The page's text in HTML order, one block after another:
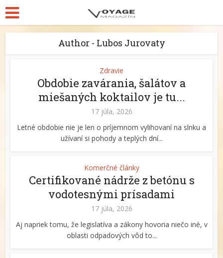
Author - Lubos Jurovaty
Zdravie
Obdobie zavárania, šalátov a
miešaných koktailov je tu...
17 júla, 2026
Letné obdobie nie je len o príjemnom vylihovaní na slnku a
užívaní si pohody a teplých dní...
Komerčné články
Certifikované nádrže z betónu s
vodotesnými prísadami
17 júla, 2026
Aj napriek tomu, že legislatíva a zákony hovoria niečo iné, v
oblasti odpadových vôd to...